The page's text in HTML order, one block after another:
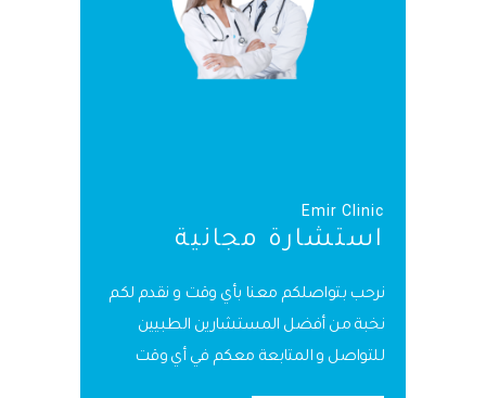
Emir Clinic
استشارة مجانية
نرحب بتواصلكم معنا بأي وقت و نقدم لكم
نخبة من أفضل المستشارين الطبيين
للتواصل و المتابعة معكم في أي وقت